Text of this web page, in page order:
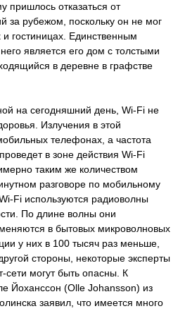
пришлось отказаться от
за рубежом, поскольку он не мог
и гостиницах. Единственным
является его дом с толстыми
в деревне в графстве
на сегодняшний день, Wi-Fi не
Излучения в этой
телефонах, а частота
в зоне действия Wi-Fi
таким же количеством
разговоре по мобильному
Fi используются радиоволны
По длине волны они
в бытовых микроволновых
у них в 100 тысяч раз меньше,
стороны, некоторые эксперты
сети могут быть опасны. К
Йоханссон (Olle Johansson) из
заявил, что имеется много